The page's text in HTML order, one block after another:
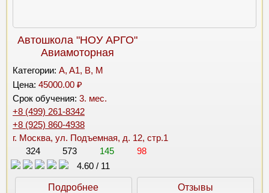
Автошкола "НОУ АРГО"
Авиамоторная
Категории: A, A1, B, M
Цена: 45000.00 ₽
Срок обучения: 3. мес.
+8 (499) 261-8342
+8 (925) 860-4938
г. Москва, ул. Подъемная, д. 12, стр.1
324
573 145
98
4.60 / 11
Подробнее Отзывы